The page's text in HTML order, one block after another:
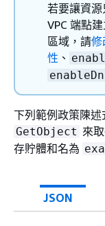
若要讓資源
VPC 端點
區域，請修
性 、
下列範例政策陳述
GetObject 來
存貯體和名為
JSON